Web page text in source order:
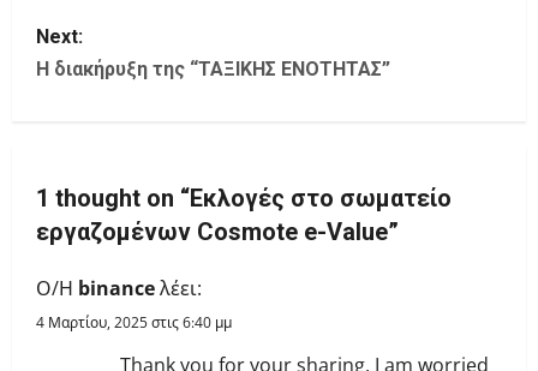
t
v
g
Next:
Η διακήρυξη της “ΤΑΞΙΚΗΣ ΕΝΟΤΗΤΑΣ”
1 thought on “Εκλογές στο σωματείο
εργαζομένων Cosmote e-Value”
Ο/Η binanceλέει:
4 Μαρτίου, 2025 στις 6:40 μμ
Thank you for your sharing. I am worried